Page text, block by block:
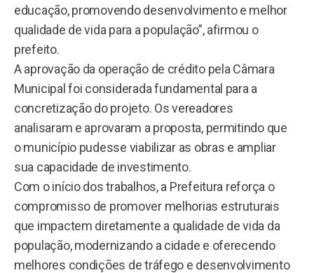
educação, promovendo desenvolvimento e melhor
qualidade de vida para a população”, afirmou o
prefeito.
A aprovação da operação de crédito pela Câmara
Municipal foi considerada fundamental para a
concretização do projeto. Os vereadores
analisaram e aprovaram a proposta, permitindo que
o município pudesse viabilizar as obras e ampliar
sua capacidade de investimento.
Com o início dos trabalhos, a Prefeitura reforça o
compromisso de promover melhorias estruturais
que impactem diretamente a qualidade de vida da
população, modernizando a cidade e oferecendo
melhores condições de tráfego e desenvolvimento